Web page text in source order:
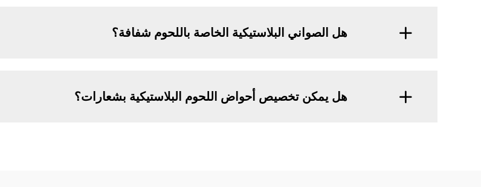
هل الصواني البلاستيكية الخاصة باللحوم شفافة؟
هل يمكن تخصيص أحواض اللحوم البلاستيكية بشعارات؟